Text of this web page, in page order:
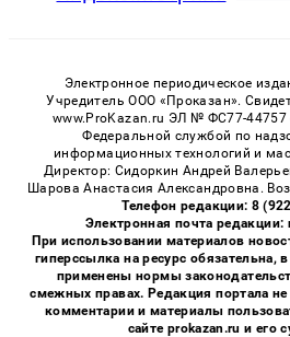
Электронное периодическое
Учредитель ООО «Проказан».
www.ProKazan.ru ЭЛ № ФС77-44757
Федеральной службой по
информационных технологий и
Директор: Сидоркин Андрей
Шарова Анастасия Александровна.
Телефон редакции: 8
Электронная почта редакции:
При использовании материалов
гиперссылка на ресурс обязательна,
применены нормы
смежных правах. Редакция портала не
комментарии и материалы
сайте prokazan.ru и его